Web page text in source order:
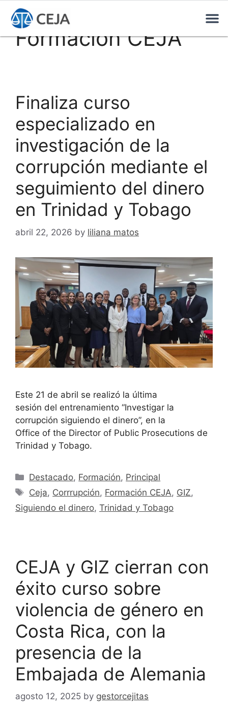
Formación CEJA
Finaliza curso
especializado en
investigación de la
corrupción mediante el
seguimiento del dinero
en Trinidad y Tobago
abril 22, 2026 by liliana matos
Este 21 de abril se realizó la última
sesión del entrenamiento “Investigar la
corrupción siguiendo el dinero”, en la
Office of the Director of Public Prosecutions de
Trinidad y Tobago.
Destacado, Formación, Principal
Ceja, Corrrupción, Formación CEJA, GIZ,
Siguiendo el dinero, Trinidad y Tobago
CEJA y GIZ cierran con
éxito curso sobre
violencia de género en
Costa Rica, con la
presencia de la
Embajada de Alemania
agosto 12, 2025 by gestorcejitas